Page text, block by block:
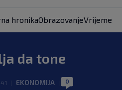
hronikaObrazovanjeVrijeme
da tone
EKONOMIJA 0